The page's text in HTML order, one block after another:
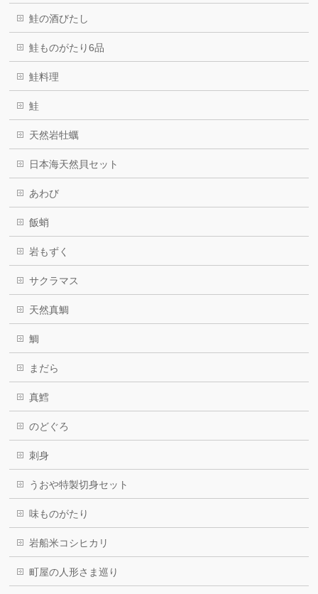
鮭の酒びたし
鮭ものがたり6品
鮭料理
鮭
天然岩牡蠣
日本海天然貝セット
あわび
飯蛸
岩もずく
サクラマス
天然真鯛
鯛
まだら
真鱈
のどぐろ
刺身
うおや特製切身セット
味ものがたり
岩船米コシヒカリ
町屋の人形さま巡り